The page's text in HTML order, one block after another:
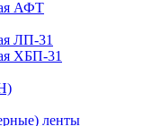
АФТ
ЛП-31
ХБП-31
ленты